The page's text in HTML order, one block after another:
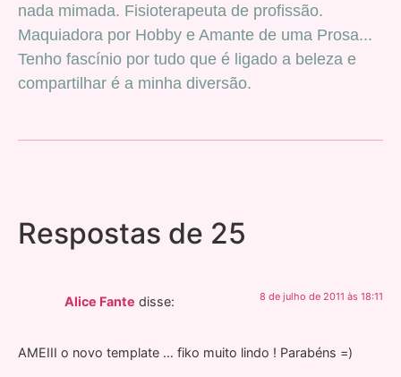
nada mimada. Fisioterapeuta de profissão.
Maquiadora por Hobby e Amante de uma Prosa...
Tenho fascínio por tudo que é ligado a beleza e
compartilhar é a minha diversão.
Respostas de 25
Alice Fante disse: 8 de julho de 2011 às 18:11
AMEIII o novo template … fiko muito lindo ! Parabéns =)